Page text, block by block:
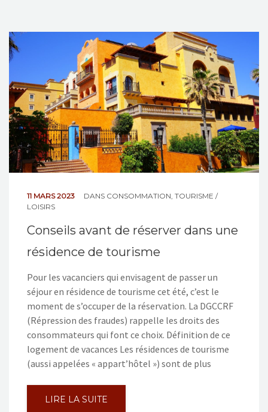
NOS ACTIONS
CONTACT
11 MARS 2023 DANS CONSOMMATION TOURISME /
LOISIRS
Conseils avant de réserver dans une
résidence de tourisme
Pour les vacanciers qui envisagent de passer un
séjour en résidence de tourisme cet été, c’est le
moment de s’occuper de la réservation. La DGCCRF
(Répression des fraudes) rappelle les droits des
consommateurs qui font ce choix. Définition de ce
logement de vacances Les résidences de tourisme
(aussi appelées « appart’hôtel ») sont de plus
LIRE LA SUITE